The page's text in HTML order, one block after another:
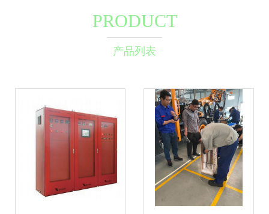
PRODUCT
产品列表